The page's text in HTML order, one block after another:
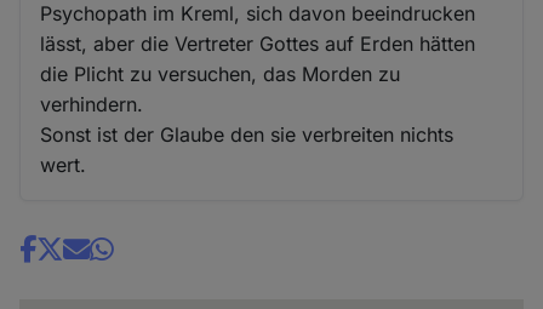
Psychopath im Kreml, sich davon beeindrucken
lässt, aber die Vertreter Gottes auf Erden hätten
die Plicht zu versuchen, das Morden zu
verhindern.
Sonst ist der Glaube den sie verbreiten nichts
wert.
Share